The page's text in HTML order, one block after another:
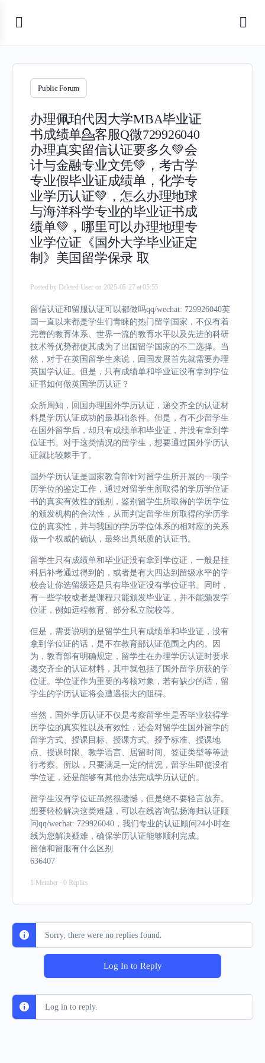
Public Forum
办理佩珀代因大学MBA毕业证
书成绩单💁客服Q微729926040
办理真实留信认证要多久💚会
计与金融专业文凭💚，考古学
专业假毕业证成绩单，化学专
业学历认证💚，怎么办理地球
与海洋科学专业的毕业证书成
绩单💚，哪里可以办理地理专
业学位证《国外大学毕业证定
制》美国留学保录 取
Posted by Deleted User on 2025-05-27 at 05:55
留信认证和留服认证可以都做吗qq/wechat: 729926040英
国一直以来都是学生们青睐的热门留学国家，不仅有着
完善的教育体系、世界一流的教育水平以及先进的科研
技术等优势都使其成为了出国留学国家的不二选择。当
然，对于在英国留学生来说，回国发展首先就需要办理
英国学认证。但是，只有成绩单和毕业证没有拿到学位
证书如何做英国学历认证？
众所周知，回国办理国外学历认证，递交齐全的认证材
料是学历认证成功的最基础条件。但是，有不少留学生
在国外留学后，却只有成绩单和毕业证，并没有拿到学
位证书。对于这类情况的留学生，想要通过国外学历认
证就比较棘手了。
国外学历认证是国家教育部针对留学生所开展的一项学
历学位的鉴定工作，通过对留学生所取得的学历学位证
书的真实有效性的甄别，鉴别留学生所取得的学历学位
的颁发机构的合法性，从而判定留学生所取得的学历学
位的真实性，并与我国的学历学位体系的相对应的关系
做一个权威的确认，最终出具纸质的认证书。
留学生只有成绩单和毕业证没有拿到学位证，一般是挂
科后补考通过得到的，或者是有大四达到留级水平的学
校会让你选留级还是只有毕业证没有学位证书。同时，
有一些学校或者是课程只能颁发毕业证，并不能颁发学
位证，例如远程教育、部分私立院校等。
但是，需要说明的是留学生只有成绩单和毕业证，没有
拿到学位证的话，是不在教育部认证范围之内的。因
为，教育部有明确规定，留学生在办理学历认证时要求
递交齐全的认证材料，其中就包括了国外留学所获的学
位证。学位证作为重要的考核对象，若有缺少的话，留
学生的学历认证将会遭遇很大的阻碍。
当然，国外学历认证不仅是考察留学生是否毕业获得学
历学位的真实性以及有效性，还会对留学生国外留学的
留学方式、授课目标、授课方式、授予标准、授课地
点、授课时限、教学语言、居留时间、签证类型等等进
行考察。所以，只要满足一定的情况，留学生即使没有
学位证，还是能够有其他办法完成学历认证的。
留学生没有学位证虽然很遗憾，但是绝不要轻言放弃。
想要轻松解决这类难题，可以在线咨询弘扬海归认证顾
问qq/wechat: 729926040，我们专业的认证顾问24小时在
线为您解决疑难，确保学历认证能够顺利完成。
留信和留服有什么区别
636407
1 Member · 0 Replies
Sorry, there were no replies found.
Log In to Reply
Log in to reply.